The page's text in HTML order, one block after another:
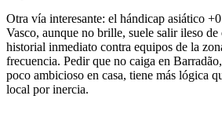
Otra vía interesante: el hándicap asiático
Vasco, aunque no brille, suele salir ileso
historial inmediato contra equipos de la
frecuencia. Pedir que no caiga en
poco ambicioso en casa, tiene más lógica
local por inercia.